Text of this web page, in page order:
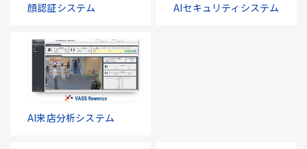
顔認証システム AIセキュリティシステム
AI来店分析システム